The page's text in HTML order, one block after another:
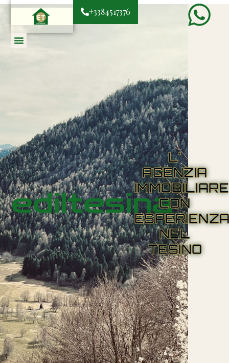
+3384517376
ediltesina
L'
AGENZIA
IMMOBILIARE
CON
NEL
TESINO